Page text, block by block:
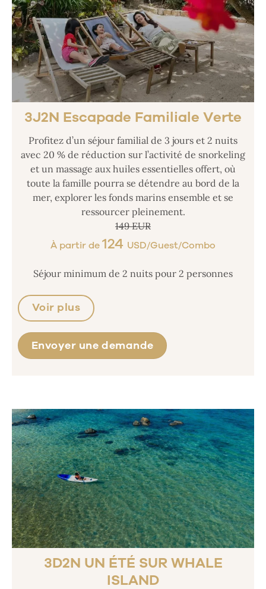
3J2N Escapade Familiale Verte
Profitez d’un séjour familial de 3 jours et 2 nuits
avec 20 % de réduction sur l’activité de snorkeling
et un massage aux huiles essentielles offert, où
toute la famille pourra se détendre au bord de la
mer, explorer les fonds marins ensemble et se
ressourcer pleinement.
149 EUR
À partir de 124 USD/Guest/Combo
Séjour minimum de 2 nuits pour 2 personnes
Voir plus
Envoyer une demande
3D2N UN ÉTÉ SUR WHALE
ISLAND